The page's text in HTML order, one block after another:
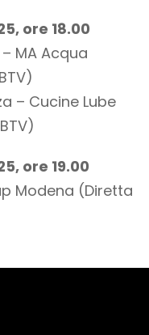
ore 18.00
MA Acqua
– Cucine Lube
ore 19.00
Modena (Diretta